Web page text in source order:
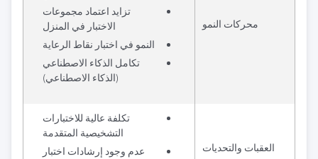
محركات النمو
تزايد اعتماد مجموعات
الاختبار في المنزل
النمو في اختبار نقاط الرعاية
تكامل الذكاء الاصطناعي
(الذكاء الاصطناعي)
العقبات والتحديات
تكلفة عالية للاختبارات
التشخيصية المتقدمة
عدم وجود إرشادات اختبار